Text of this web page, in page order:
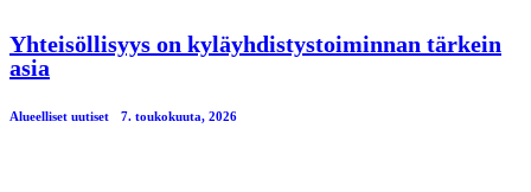
Yhteisöllisyys on kyläyhdistystoiminnan tärkein
asia
Alueelliset uutiset 7. toukokuuta, 2026